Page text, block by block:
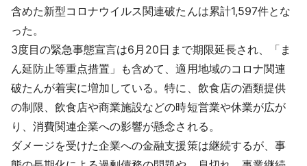
含めた新型コロナウイルス関連破たんは累計1,597件とな
った。
3度目の緊急事態宣言は6月20日まで期限延長され、「ま
ん延防止等重点措置」も含めて、適用地域のコロナ関連
破たんが着実に増加している。特に、飲食店の酒類提供
の制限、飲食店や商業施設などの時短営業や休業が広が
り、消費関連企業への影響が懸念される。
ダメージを受けた企業への金融支援策は継続するが、事